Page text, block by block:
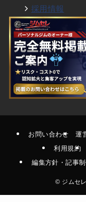
採用情報
お問い合わせ 運
利用規約
編集方針・記事
© ジムセ